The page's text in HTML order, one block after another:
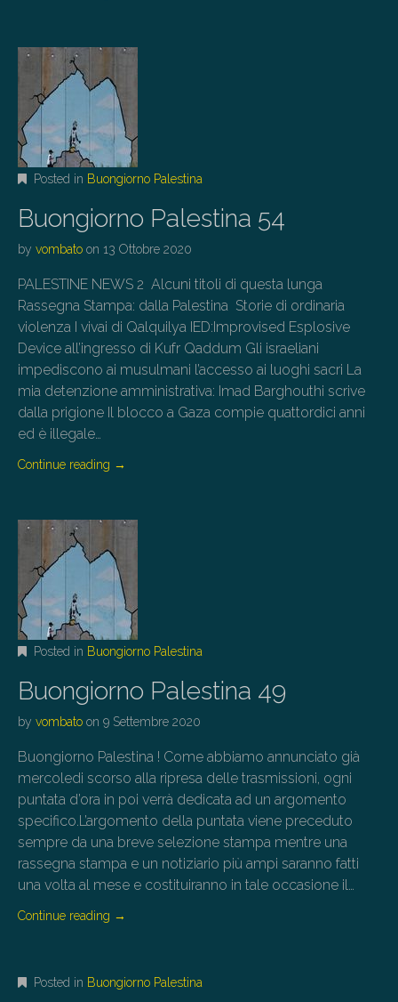
Posted in Buongiorno Palestina
Buongiorno Palestina 54
by vombato on 13 Ottobre 2020
PALESTINE NEWS 2 Alcuni titoli di questa lunga
Rassegna Stampa: dalla Palestina Storie di ordinaria
violenza I vivai di Qalquilya IED:Improvised Esplosive
Device all’ingresso di Kufr Qaddum Gli israeliani
impediscono ai musulmani l’accesso ai luoghi sacri La
mia detenzione amministrativa: Imad Barghouthi scrive
dalla prigione Il blocco a Gaza compie quattordici anni
ed è illegale…
Continue reading →
Posted in Buongiorno Palestina
Buongiorno Palestina 49
by vombato on 9 Settembre 2020
Buongiorno Palestina ! Come abbiamo annunciato già
mercoledi scorso alla ripresa delle trasmissioni, ogni
puntata d’ora in poi verrà dedicata ad un argomento
specifico.L’argomento della puntata viene preceduto
sempre da una breve selezione stampa mentre una
rassegna stampa e un notiziario più ampi saranno fatti
una volta al mese e costituiranno in tale occasione il…
Continue reading →
Posted in Buongiorno Palestina